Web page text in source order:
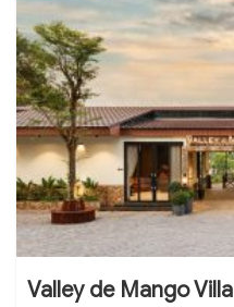
Valley de Mango Villa